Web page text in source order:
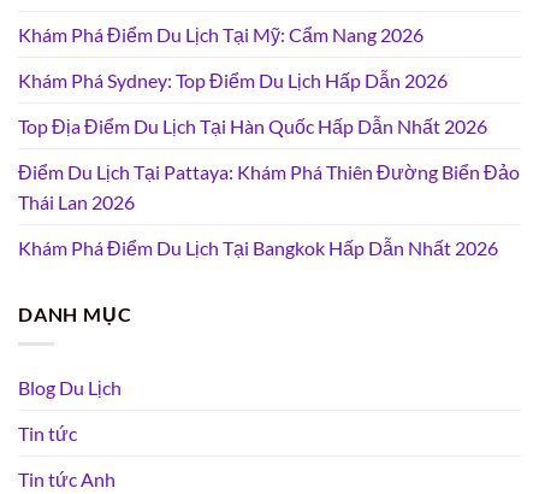
Khám Phá Điểm Du Lịch Tại Mỹ: Cẩm Nang 2026
Khám Phá Sydney: Top Điểm Du Lịch Hấp Dẫn 2026
Top Địa Điểm Du Lịch Tại Hàn Quốc Hấp Dẫn Nhất 2026
Điểm Du Lịch Tại Pattaya: Khám Phá Thiên Đường Biển Đảo
Thái Lan 2026
Khám Phá Điểm Du Lịch Tại Bangkok Hấp Dẫn Nhất 2026
DANH MỤC
Blog Du Lịch
Tin tức
Tin tức Anh